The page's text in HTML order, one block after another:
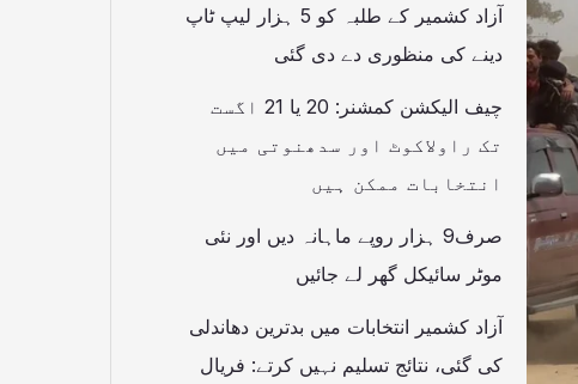
آزاد کشمیر کے طلبہ کو 5 ہزار لیپ ٹاپ
دینے کی منظوری دے دی گئی
چیف الیکشن کمشنر: 20 یا 21 اگست
تک راولاکوٹ اور سدھنوتی میں
انتخابات ممکن ہیں
صرف9 ہزار روپے ماہانہ دیں اور نئی
موٹر سائیکل گھر لے جائیں
آزاد کشمیر انتخابات میں بدترین دھاندلی
کی گئی، نتائج تسلیم نہیں کرتے: فریال